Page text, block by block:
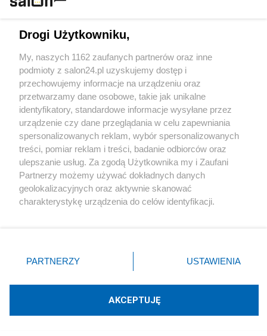
okupantów" - powiedziała Wereszczuk w
wystąpieniu na Youtube.
"Jest to potrzeba humanitarna i prosimy, by zrobić
tak, aby ciała rosyjskich okupantów opuściły
terytorium Ukrainy i pojechały do Federacji
Rosyjskiej" - wskazała polityk.
Wicepremier podkreśliła, że mieszkańcy Federacji
Rosyjskiej powinni wiedzieć, "ile takich ciał i ilu
okupantów leży dziś na ukraińskiej ziemi".
Zobacz:Strona Gazpromu zhackowana. Trwają
obywateli Rosji. "Uczyńcie tak, by ciał waszych
synów, waszych mężów było mniej, bo inaczej
będą ich tysiące. Jeszcze raz proszę.
Drogi Użytkowniku,
My, naszych 1162 zaufanych partnerów oraz inne
podmioty z salon24.pl uzyskujemy dostęp i
przechowujemy informacje na urządzeniu oraz
przetwarzamy dane osobowe, takie jak unikalne
identyfikatory, standardowe informacje wysyłane przez
urządzenie czy dane przeglądania w celu zapewniania
spersonalizowanych reklam, wybór spersonalizowanych
treści, pomiar reklam i treści, badanie odbiorców oraz
ulepszanie usług. Za zgodą Użytkownika my i Zaufani
Partnerzy możemy używać dokładnych danych
geolokalizacyjnych oraz aktywnie skanować
charakterystykę urządzenia do celów identyfikacji.
zmienić/wycofać klikając przycisk ustawień prywatności
znajdujący się w lewym dolnym rogu strony
rodzaje przetwarzania danych nie wymagają zgody
użytkownika, ale masz prawo sprzeciwić się takiemu
PARTNERZY USTAWIENIA
AKCEPTUJĘ